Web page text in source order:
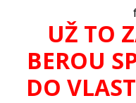
UŽ TO
BEROU
DO